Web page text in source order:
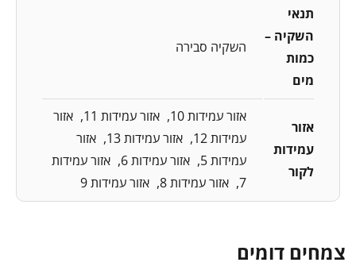
תנאי
השקיה –
כמות
מים
השקיה סבירה
אזור
עמידות
לקור
אזור עמידות 10 אזור עמידות 11
אזור
עמידות 12
אזור עמידות 13
אזור
עמידות 5
אזור עמידות 6
אזור עמידות
7 אזור עמידות 8 אזור עמידות 9
צמחים דומים